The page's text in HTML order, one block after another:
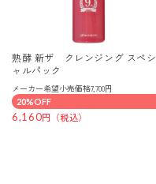
熟酵 新ザ クレンジング スペシ
ャルパック
メーカー希望小売価格7,700円
20%OFF
6,160